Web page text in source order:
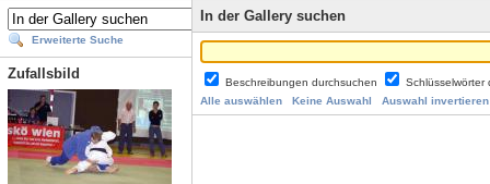
Erweiterte Suche
Zufallsbild
In der Gallery suchen
Beschreibungen durchsuchen
Alle auswählen
Keine Auswahl Auswahl invertieren